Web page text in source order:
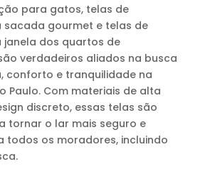
para gatos, telas de
gourmet e telas de
dos quartos de
verdadeiros aliados na busca
conforto e tranquilidade na
Paulo. Com materiais de alta
discreto, essas telas são
tornar o lar mais seguro e
todos os moradores, incluindo